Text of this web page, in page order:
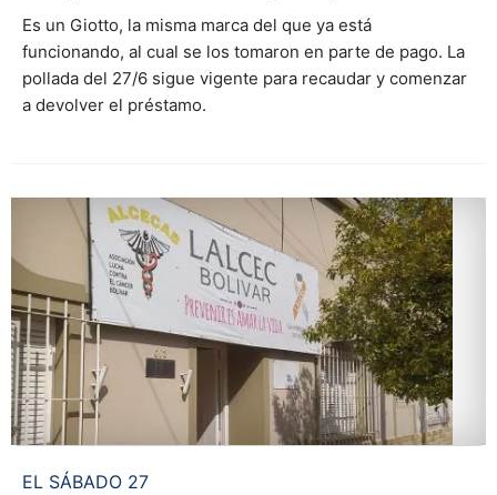
Es un Giotto, la misma marca del que ya está
funcionando, al cual se los tomaron en parte de pago. La
pollada del 27/6 sigue vigente para recaudar y comenzar
a devolver el préstamo.
EL SÁBADO 27